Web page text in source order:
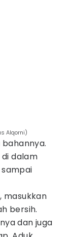
Alqorni)
dalam
masukkan
bersih.
dan juga